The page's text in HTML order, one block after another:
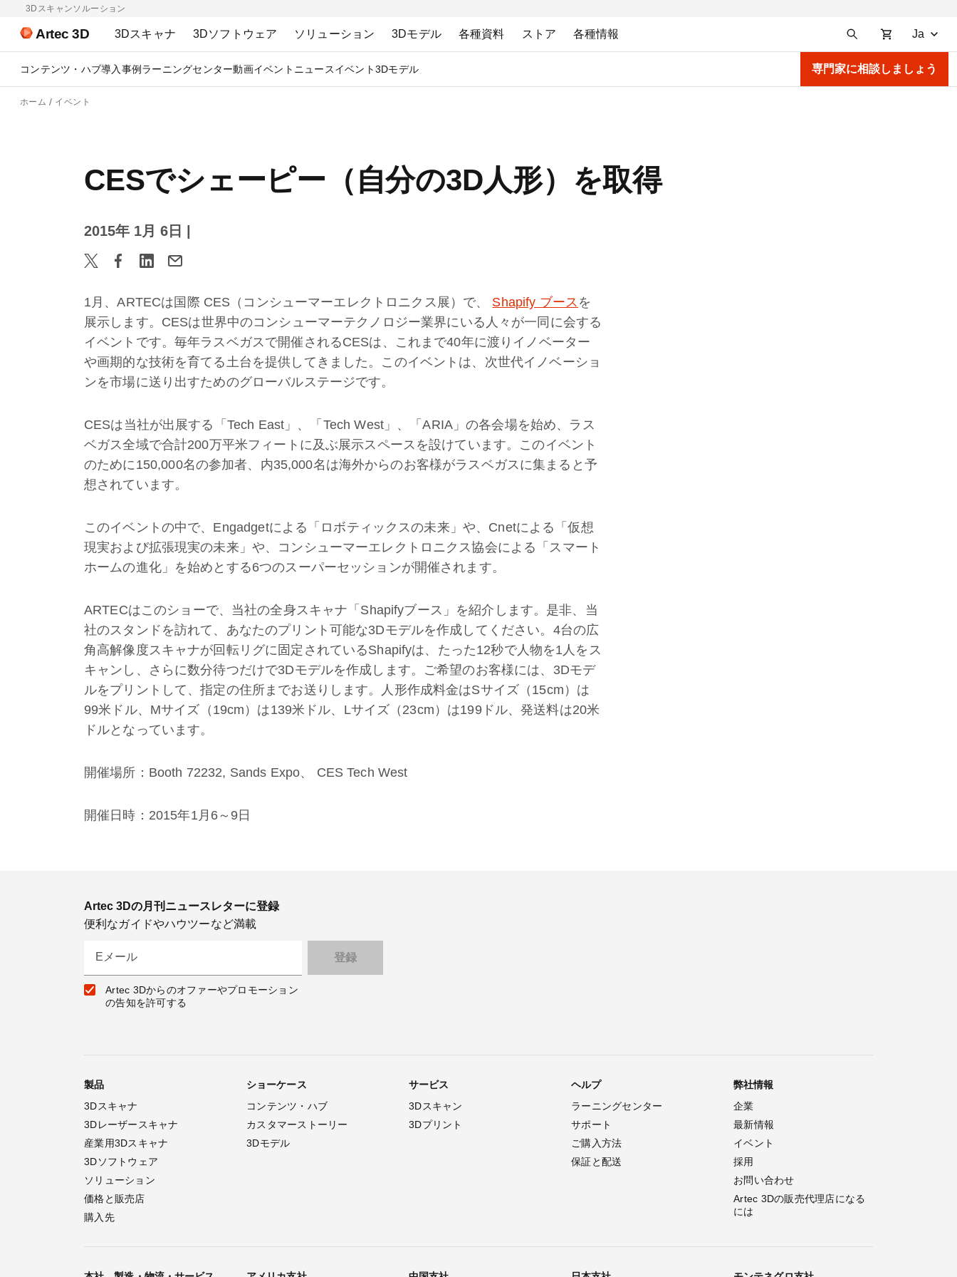
3Dスキャンソルーション
Artec 3D 3Dスキャナ 3Dソフトウェア ソリューション 3Dモデル 各種資料 ストア 各種情報 Ja
コンテンツ・ハブ導入事例 ラーニングセンター動画イベント ニュースイベント3Dモデル 専門家に相談しましょう
ホーム イベント
CESでシェーピー（自分の3D人形）を取得
2015年 1月 6日
1月、ARTECは国際 CES （コンシューマーエレクトロニクス展）で、 Shapify ブース を
展示します。 CESは世界中のコンシューマーテクノロジー業界にいる人々が一同に会する
イベントです。毎年ラスベガスで開催されるCESは、これまで40年に渡りイノベーター
や画期的な技術を育てる土台を提供してきました。このイベントは、次世代イノベーショ
ンを市場に送り出すためのグローバルステージです。
CESは当社が出展する「 Tech East 」、「 Tech West」、「ARIA」の各会場を始め、ラス
ベガス全域で合計200万平米フィートに及ぶ展示スペースを設けています。このイベント
のために150,000名の参加者、内35,000名は海外からのお客様がラスベガスに集まると予
想されています。
このイベントの中で、Engadgetによる「ロボティックスの未来」や、Cnetによる「仮想
現実および拡張現実の未来」や、コンシューマーエレクトロニクス協会による「スマート
ホームの進化」を始めとする6つのスーパーセッションが開催されます。
ARTECはこのショーで、当社の全身スキャナ「Shapifyブース」を紹介します。是非、当
社のスタンドを訪れて、あなたのプリント可能な3Dモデルを作成してください。4台の広
角高解像度スキャナが回転リグに固定されているShapifyは、たった12秒で人物を1人をス
キャンし、さらに数分待つだけで3Dモデルを作成します。ご希望のお客様には、3Dモデ
ルをプリントして、指定の住所までお送りします。人形作成料金はSサイズ（15cm）は
99米ドル、Mサイズ（19cm）は139米ドル、Lサイズ（23cm）は199ドル、発送料は20米
ドルとなっています。
開催場所 ：Booth 72232, Sands Expo、 CES Tech West
開催日時：2015年1月6～9日
Artec 3Dの月刊ニュースレターに登録
便利なガイドやハウツーなど満載
Eメール
Artec 3Dからのオファーやプロモーション
の告知を許可する
製品
3Dスキャナ
3Dレーザースキャナ
産業用3Dスキャナ
3Dソフトウェア
ソリューション
価格と販売店
購入先
ショーケース
コンテンツ・ハブ
カスタマーストーリー
3Dモデル
サービス
3Dスキャン
3Dプリント
ヘルプ
ラーニングセンター
サポート
ご購入方法
保証と配送
弊社情報
企業
最新情報
イベント
採用
お問い合わせ
Artec 3Dの販売代理店になる
には